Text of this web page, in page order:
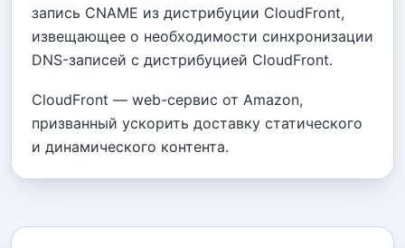
запись CNAME из дистрибуции CloudFront,
извещающее о необходимости синхронизации
DNS-записей с дистрибуцией CloudFront.
CloudFront — web-сервис от Amazon,
призванный ускорить доставку статического
и динамического контента.